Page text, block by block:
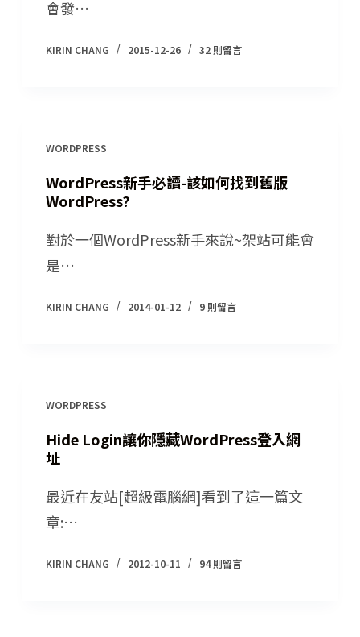
會發…
KIRIN CHANG 2015-12-26 32 則留言
WORDPRESS
WordPress新手必讀-該如何找到舊版
WordPress?
對於一個WordPress新手來說~架站可能會
是…
KIRIN CHANG 2014-01-12 9 則留言
WORDPRESS
Hide Login讓你隱藏WordPress登入網
址
最近在友站[超級電腦網]看到了這一篇文
章:…
KIRIN CHANG 2012-10-11 94 則留言